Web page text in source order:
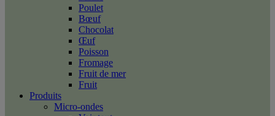
Poulet
Bœuf
Chocolat
Œuf
Poisson
Fromage
Fruit de mer
Fruit
Produits
Micro-ondes